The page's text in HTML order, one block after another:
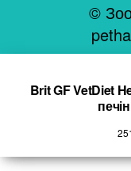
©
Brit GF VetDiet